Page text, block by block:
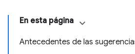
En esta página
Antecedentes de las